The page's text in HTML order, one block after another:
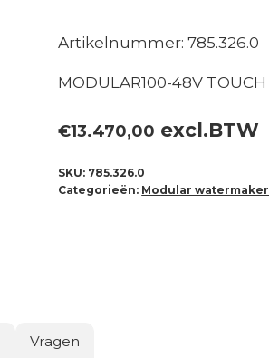
Artikelnummer: 785.326.0
MODULAR100-48V TOUCH
€13.470,00 excl.BTW
SKU: 785.326.0
Categorieën: Modular watermaker
Vragen